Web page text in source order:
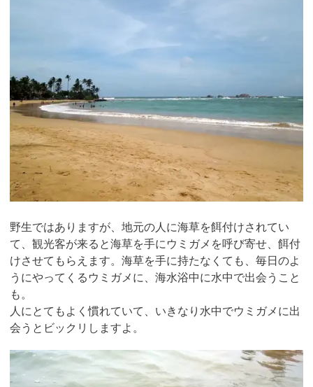
野生ではありますが、地元の人に海草を餌付けされてい
て、観光客が来ると海草を手にウミガメを呼び寄せ、餌付
けさせてもらえます。海草を手に持たなくても、毎日のよ
うにやってくるウミガメに、海水浴中に水中で出会うこと
も。
人にとてもよく慣れていて、いきなり水中でウミガメに出
会うとビックリしますよ。